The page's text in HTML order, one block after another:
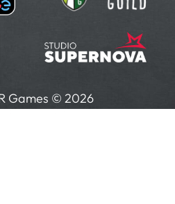
Games © 2026